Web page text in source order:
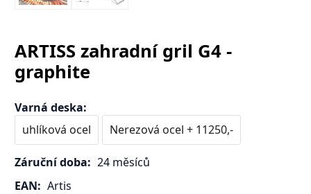
ARTISS zahradní gril G4 -
graphite
Varná deska:
uhlíková ocel
Nerezová ocel + 11250,-
Záruční doba: 24 měsíců
EAN: Artis